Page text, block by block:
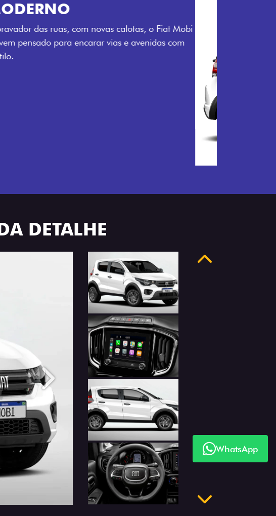
DE CORES
sempre uma opção de cor que é a sua cara. Escolha
Vermelho Montecarlo, Branco Banchisa, Prata
DETALHE
Próximo
Anterior
WhatsApp